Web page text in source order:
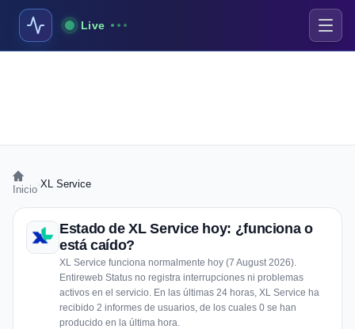
Live
Inicio XL Service
Estado de XL Service hoy: ¿funciona o
está caído?
XL Service funciona normalmente hoy (7 August 2026).
Entireweb Status no registra interrupciones ni problemas
activos en el servicio. En las últimas 24 horas, XL Service ha
recibido 2 informes de usuarios, de los cuales 0 se han
producido en la última hora.